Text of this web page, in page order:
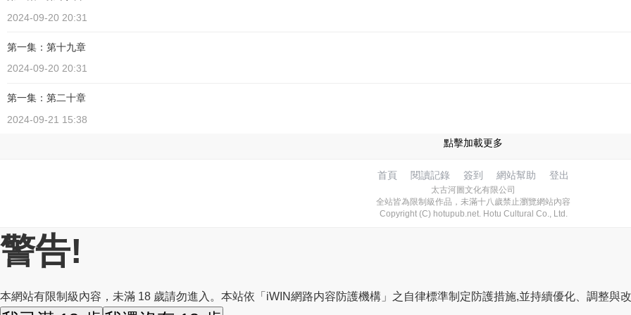
2024-09-20 20:31
第一集：第十九章
2024-09-20 20:31
第一集：第二十章
2024-09-21 15:38
點擊加載更多
首頁 閱讀記錄 簽到 網站幫助 登出
太古河圖文化有限公司
全站皆為限制級作品，未滿十八歲禁止瀏覽網站內容
Copyright (C) hotupub.net. Hotu Cultural Co., Ltd.
警告!
本網站有限制級內容，未滿 18 歲請勿進入。本站依「iWIN網路内容防護機構」之自律標準制定防護措施,並持續優化、調整與改